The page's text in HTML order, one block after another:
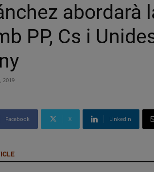
abordarà
PP, Cs i
2019
Facebook X Linkedin